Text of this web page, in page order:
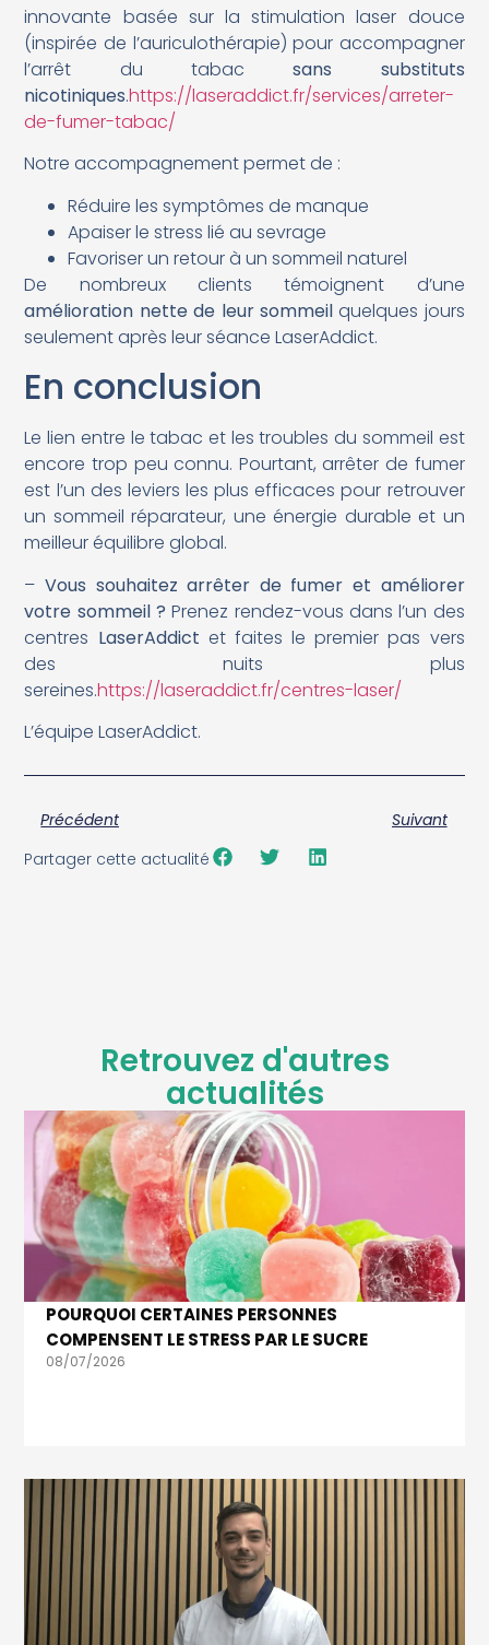
innovante basée sur la stimulation laser douce
(inspirée de l’auriculothérapie) pour accompagner
l’arrêt du tabacsans substituts
nicotiniques.https://laseraddict.fr/services/arreter-
de-fumer-tabac/
Notre accompagnement permet de :
Réduire les symptômes de manque
Apaiser le stress lié au sevrage
Favoriser un retour à un sommeil naturel
De nombreux clients témoignent d’une
amélioration nette de leur sommeilquelques jours
seulement après leur séance LaserAddict.
En conclusion
Le lien entre le tabac et les troubles du sommeil est
encore trop peu connu. Pourtant, arrêter de fumer
est l’un des leviers les plus efficaces pour retrouver
un sommeil réparateur, une énergie durable et un
meilleur équilibre global.
– Vous souhaitez arrêter de fumer et améliorer
votre sommeil ? Prenez rendez-vous dans l’un des
centres LaserAddict et faites le premier pas vers
des nuits plus
sereines.https://laseraddict.fr/centres-laser/
L’équipe LaserAddict.
Précédent
Suivant
Partager cette actualité
Retrouvez d'autres
actualités
POURQUOI CERTAINES PERSONNES
COMPENSENT LE STRESS PAR LE SUCRE
08/07/2026